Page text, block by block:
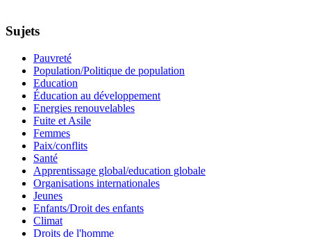
Sujets
Pauvreté
Population/Politique de population
Education
Éducation au développement
Energies renouvelables
Fuite et Asile
Femmes
Paix/conflits
Santé
Apprentissage global/education globale
Organisations internationales
Jeunes
Enfants/Droit des enfants
Climat
Droits de l'homme